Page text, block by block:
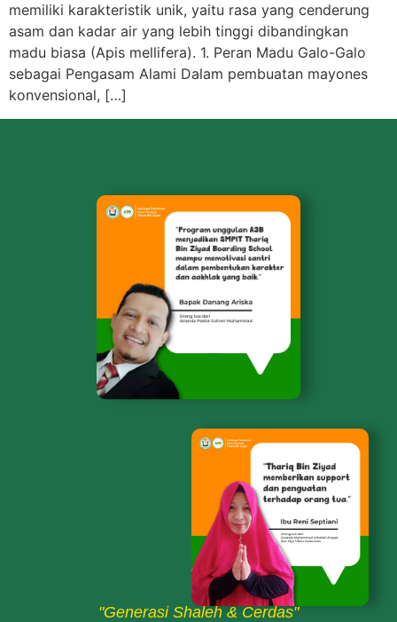
memiliki karakteristik unik, yaitu rasa yang cenderung
asam dan kadar air yang lebih tinggi dibandingkan
madu biasa (Apis mellifera). 1. Peran Madu Galo-Galo
sebagai Pengasam Alami Dalam pembuatan mayones
konvensional, […]
"Generasi Shaleh & Cerdas"